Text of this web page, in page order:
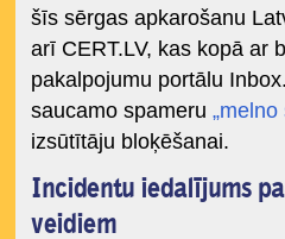
šīs sērgas apkarošanu
arī CERT.LV, kas kopā ar
pakalpojumu portālu
saucamo spameru „melno
izsūtītāju bloķēšanai.
Incidentu iedalījums
veidiem